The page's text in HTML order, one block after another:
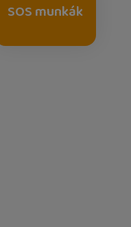
SOS munkák